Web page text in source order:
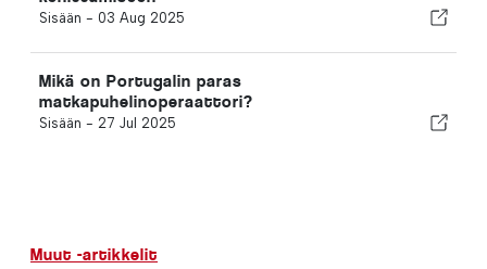
Sisään - 03 Aug 2025
Mikä on Portugalin paras
matkapuhelinoperaattori?
Sisään - 27 Jul 2025
Muut -artikkelit